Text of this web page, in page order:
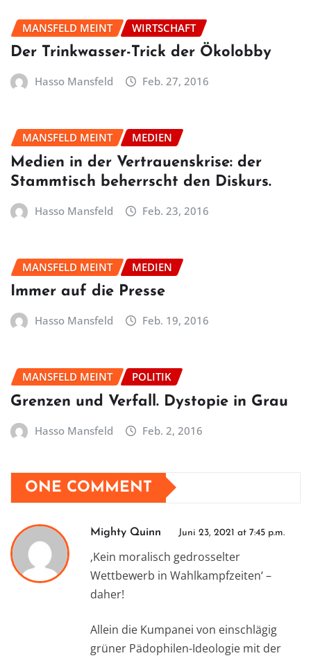
MANSFELD MEINT WIRTSCHAFT
Der Trinkwasser-Trick der Ökolobby
Hasso Mansfeld Feb. 27, 2016
MANSFELD MEINT MEDIEN
Medien in der Vertrauenskrise: der
Stammtisch beherrscht den Diskurs.
Hasso Mansfeld Feb. 23, 2016
MANSFELD MEINT MEDIEN
Immer auf die Presse
Hasso Mansfeld Feb. 19, 2016
MANSFELD MEINT POLITIK
Grenzen und Verfall. Dystopie in Grau
Hasso Mansfeld Feb. 2, 2016
ONE COMMENT
Mighty Quinn Juni 23, 2021 at 7:45 p.m.
‚Kein moralisch gedrosselter
Wettbewerb in Wahlkampfzeiten‘ –
daher!
Allein die Kumpanei von einschlägig
grüner Pädophilen-Ideologie mit der